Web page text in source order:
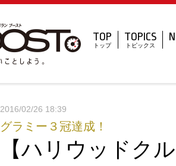
TOP
トップ
TOPICS
トピックス
2016/02/26 18:39
グラミー３冠達成！
【ハリウッドク